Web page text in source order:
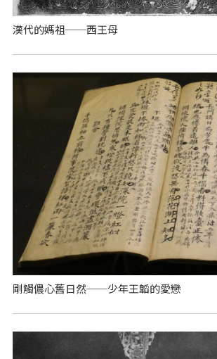
漢代的媽祖──西王母
剛觸儂心舊日然──少年王韜的愛戀